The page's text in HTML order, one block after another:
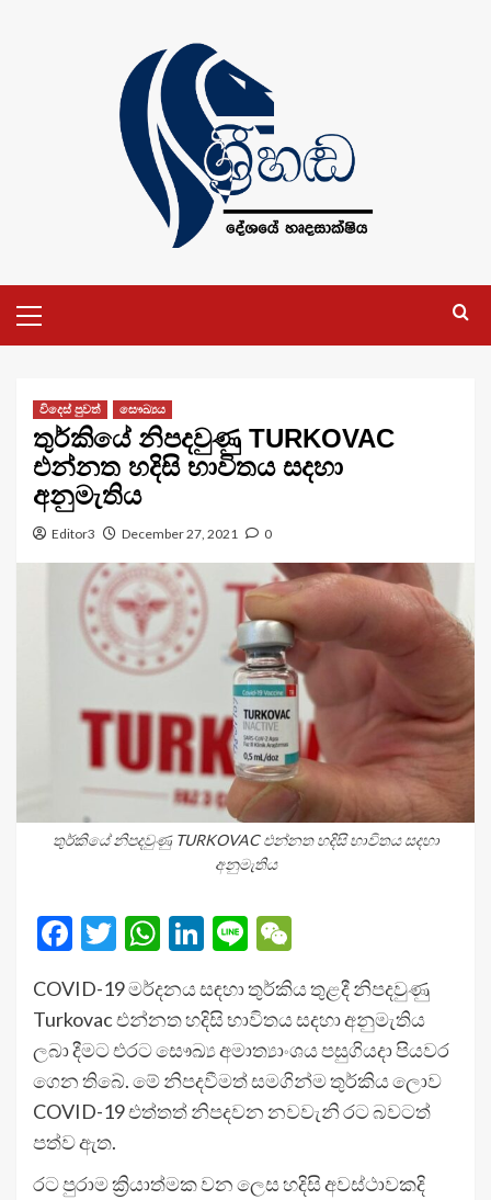
Menu
විදෙස් පුවත් සෞඛ්‍යය
තුර්කියේ නිපදවුණු TURKOVAC
එන්නත හදිසි භාවිතය සදහා
අනුමැතිය
Editor3 December 27, 2021 0
තුර්කියේ නිපදවුණු TURKOVAC එන්නත හදිසි භාවිතය සදහා
අනුමැතිය
Facebook
Twitter
WhatsApp
LinkedIn
Line
COVID-19 මර්දනය සඳහා තුර්කිය තුළදී නිපදවුණු
Turkovac එන්නත හදිසි භාවිතය සදහා අනුමැතිය
ලබා දීමට එරට සෞඛ්‍ය අමාත්‍යාංශය පසුගියදා පියවර
ගෙන තිබේ. මේ නිපදවීමත් සමගින්ම තුර්කිය ලොව
COVID-19 එත්තත් නිපදවන නවවැනි රට බවටත්
පත්ව ඇත.
රට පුරාම ක්‍රියාත්මක වන ලෙස හදිසි අවස්ථාවකදි